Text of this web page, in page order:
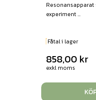
experiment ...
Fåtal i lager
858,00 kr
exkl moms